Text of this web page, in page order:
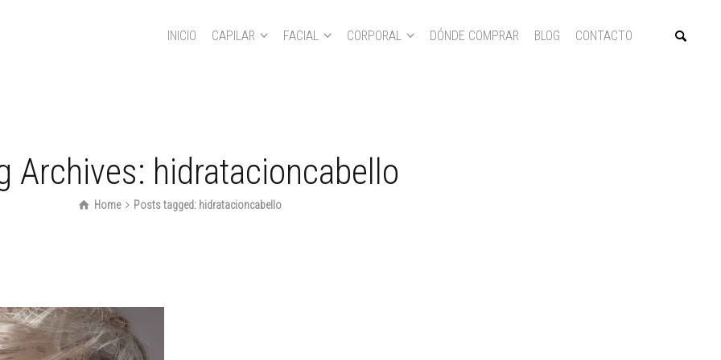
INICIO CAPILAR FACIAL CORPORAL DÓNDE COMPRAR BLOG CONTACTO
Archives: hidratacioncabello
Home Posts tagged: hidratacioncabello